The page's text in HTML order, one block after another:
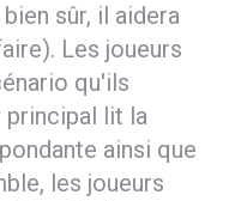
sûr, il aidera
Les joueurs
qu'ils
principal lit la
ainsi que
les joueurs